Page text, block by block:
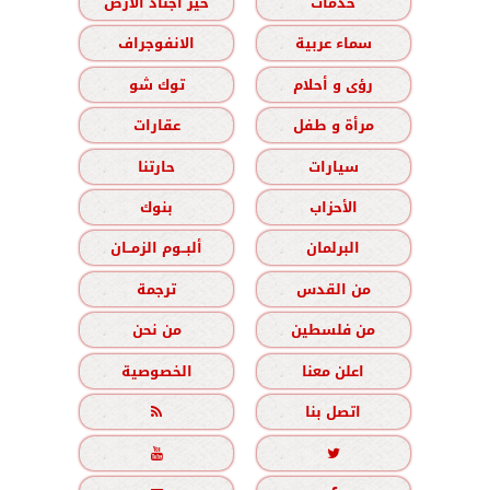
سماء عربية
الانفوجراف
رؤى و أحلام
توك شو
مرأة و طفل
عقارات
سيارات
حارتنا
الأحزاب
بنوك
البرلمان
ألبــوم الزمــان
من القدس
ترجمة
من فلسطين
من نحن
اعلن معنا
الخصوصية
اتصل بنا


